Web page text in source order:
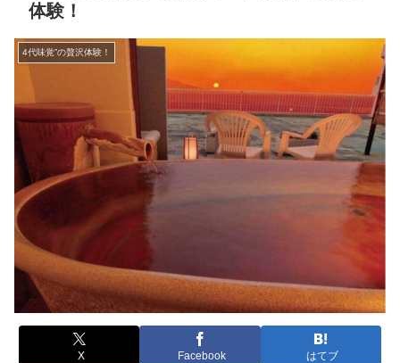
体験！
4代味覚”の贅沢体験！
X Facebook はてブ